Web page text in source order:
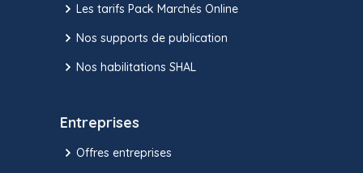
Les tarifs Pack Marchés Online
Nos supports de publication
Nos habilitations SHAL
Entreprises
Offres entreprises